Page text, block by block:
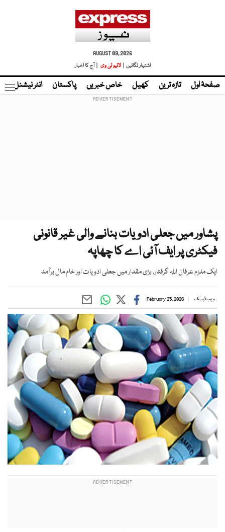
AUGUST 09, 2026
اشتہار لگائیں |
لائیو ٹی وی | آج کا اخبار
صفحۂ اول تازہ ترین کھیل خاص خبریں پاکستان انٹر نیشنل
پشاور میں جعلی ادویات بنانے والی غیر قانونی
فیکٹری پر ایف آئی اے کا چھاپہ
ایک ملزم عرفان اللہ گرفتار، بڑی مقدار میں جعلی ادویات اور خام مال برآمد
ویب ڈیسک February 25, 2026